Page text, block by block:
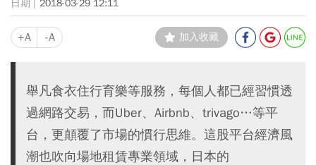
2018-03-29 12:11
+A -A 加入收藏
舉凡食衣住行育樂等服務，每個人都已經習慣透
過網路交易，而Uber、Airbnb、trivago…等平
台，更顛覆了市場的慣行思維。這股平台經濟風
潮也吹向場地租賃專業領域，日本的